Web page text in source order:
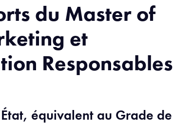
du Master of
et
Responsables
équivalent au Grade de